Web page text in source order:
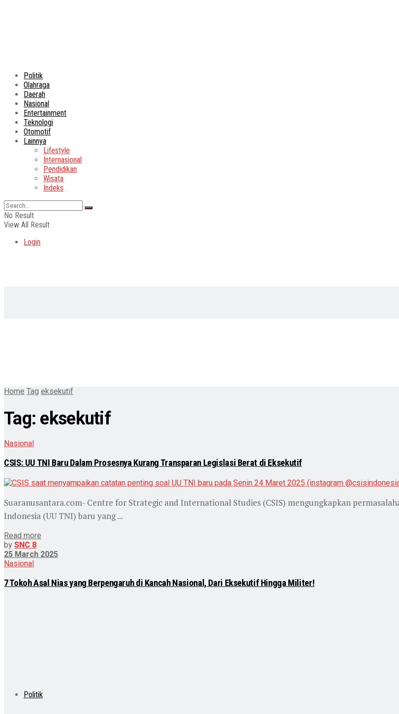
Politik
Olahraga
Daerah
Nasional
Entertainment
Teknologi
Otomotif
Lainnya
Lifestyle
Internasional
Pendidikan
Wisata
Indeks
No Result
View All Result
Login
Politik
Home Tag eksekutif
Tag: eksekutif
Nasional
CSIS: UU TNI Baru Dalam Prosesnya Kurang Transparan Legislasi Berat di Eksekutif
Suaranusantara.com- Centre for Strategic and International Studies (CSIS) mengungkapkan
Indonesia (UU TNI) baru yang ...
Read more
by SNC 8
25 March 2025
Nasional
7 Tokoh Asal Nias yang Berpengaruh di Kancah Nasional, Dari Eksekutif Hingga Militer!